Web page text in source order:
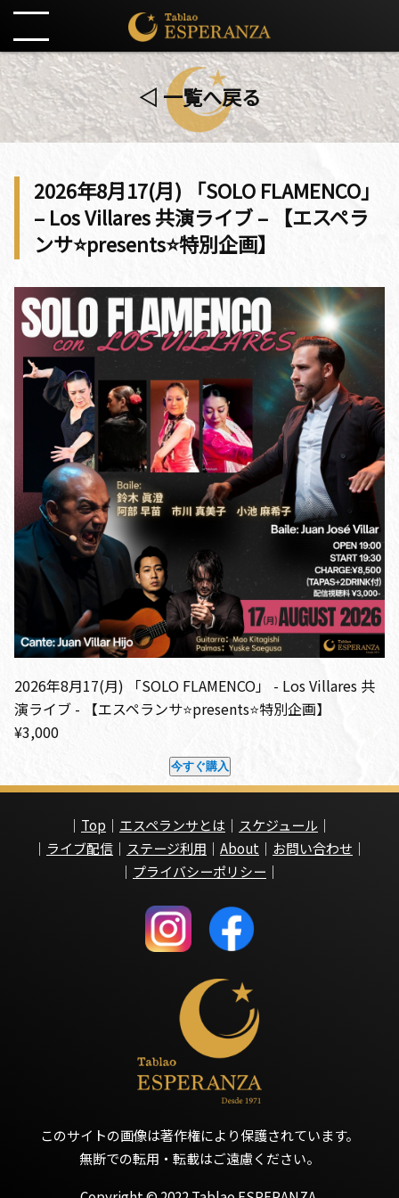
◁ 一覧へ戻る
2026年8月17(月) 「SOLO FLAMENCO」
– Los Villares 共演ライブ – 【エスペラ
ンサ⭐️presents⭐️特別企画】
2026年8月17(月) 「SOLO FLAMENCO」 - Los Villares 共
演ライブ - 【エスペランサ⭐️presents⭐️特別企画】
¥3,000
今すぐ購入
｜ Top ｜ エスペランサとは ｜ スケジュール ｜
｜ ライブ配信 ｜ ステージ利用 ｜ About ｜ お問い合わせ ｜
｜ プライバシーポリシー ｜
このサイトの画像は著作権により保護されています。
無断での転用・転載はご遠慮ください。